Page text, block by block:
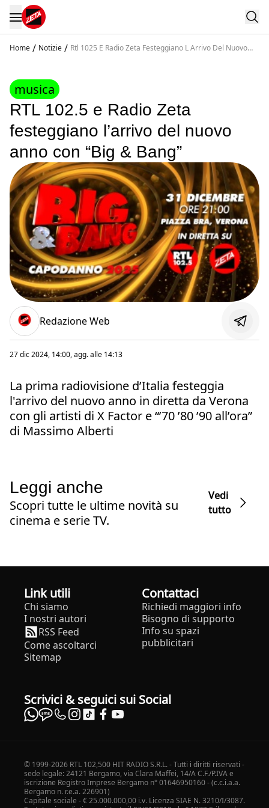
Home / Notizie / Rtl 1025 E Radio Zeta Festeggiano L Arrivo Del Nuovo
musica
RTL 102.5 e Radio Zeta
festeggiano l’arrivo del nuovo
anno con “Big & Bang”
Redazione Web
27 dic 2024, 14:00, agg. alle 14:13
La prima radiovisione d’Italia festeggia
l'arrivo del nuovo anno in diretta da Verona
con gli artisti di X Factor e “’70 ’80 ’90 all’ora”
di Massimo Alberti
Leggi anche
Scopri tutte le ultime novità su
cinema e serie TV.
Vedi
tutto
Link utili
Chi siamo
I nostri autori
RSS Feed
Come ascoltarci
Sitemap
Contattaci
Richiedi maggiori info
Bisogno di supporto
Info su spazi
pubblicitari
Scrivici & seguici sui Social
© 1999-2026 RTL 102,500 HIT RADIO S.R.L. - Tutti i diritti riservati -
sede legale: 24121 Bergamo, via Clara Maffei, 14/A C.F./P.IVA e
iscrizione Registro Imprese Bergamo n° 01646950160 - (c.c.i.a.a.
Bergamo n. r.e.a. 226901)
Capitale sociale - € 25.000.000,00 i.v. Licenza SIAE N. 3210/I/3087.